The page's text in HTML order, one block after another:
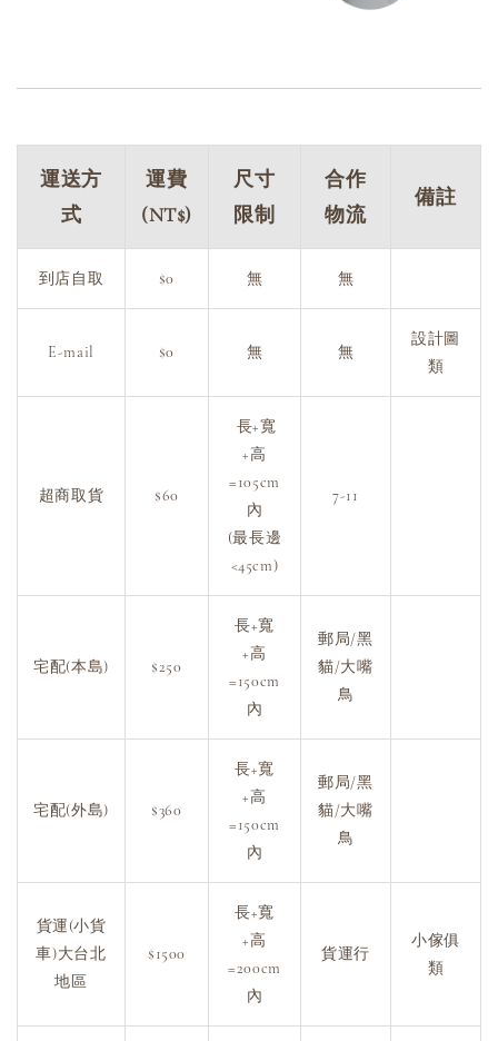
運送方
式
運費
(NT$)
尺寸
限制
合作
物流
備註
到店自取 $0 無 無
E-mail $0 無 無
設計圖
類
超商取貨 $60
長+寬
+高
=105cm
內
(最長邊
<45cm)
7-11
宅配(本島) $250
長+寬
+高
=150cm
內
郵局/黑
貓/大嘴
鳥
宅配(外島) $360
長+寬
+高
=150cm
內
郵局/黑
貓/大嘴
鳥
貨運(小貨
車)大台北
地區
$1500
長+寬
+高
=200cm
內
貨運行
小傢俱
類